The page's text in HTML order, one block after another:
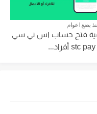
بضع اعوام
فتح حساب اس تي سي